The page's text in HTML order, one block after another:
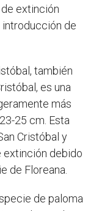
extinción
introducción de
también
es una
más
25 cm. Esta
Cristóbal y
extinción debido
de Floreana.
de paloma